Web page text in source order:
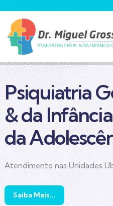
Psiquiatria
& da
da
Saiba Mais...
Atendimento nas Unidades